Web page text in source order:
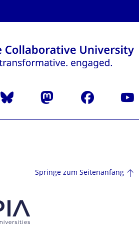
Bluesky Mastodon Facebook
Springe zum Seitenanfang